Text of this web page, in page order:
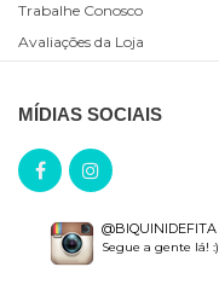
Trabalhe Conosco
Avaliações da Loja
MÍDIAS SOCIAIS
@BIQUINIDEFITA
Segue a gente lá! :)